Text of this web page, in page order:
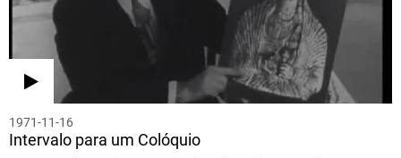
1971-11-16
Intervalo para um Colóquio